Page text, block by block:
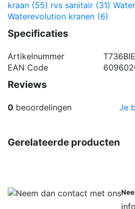
kraan (55) rvs sanitair (31)
Waterevolution kranen (6)
Specificaties
Artikelnummer
T736BIE
EAN Code
Reviews
0 beoordelingen Je
Gerelateerde producten